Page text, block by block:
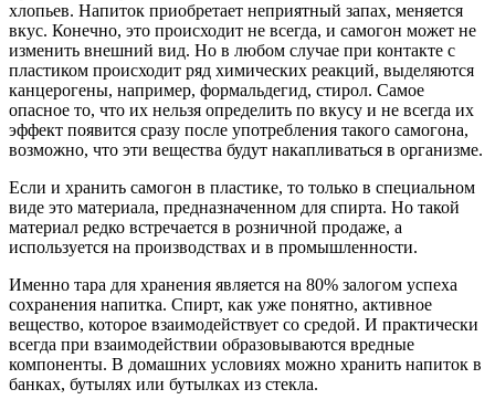
хлопьев. Напиток приобретает неприятный запах, меняется
вкус. Конечно, это происходит не всегда, и самогон может не
изменить внешний вид. Но в любом случае при контакте с
пластиком происходит ряд химических реакций, выделяются
канцерогены, например, формальдегид, стирол. Самое
опасное то, что их нельзя определить по вкусу и не всегда их
эффект появится сразу после употребления такого самогона,
возможно, что эти вещества будут накапливаться в организме.
Если и хранить самогон в пластике, то только в специальном
виде это материала, предназначенном для спирта. Но такой
материал редко встречается в розничной продаже, а
используется на производствах и в промышленности.
Именно тара для хранения является на 80% залогом успеха
сохранения напитка. Спирт, как уже понятно, активное
вещество, которое взаимодействует со средой. И практически
всегда при взаимодействии образовываются вредные
компоненты. В домашних условиях можно хранить напиток в
банках, бутылях или бутылках из стекла.